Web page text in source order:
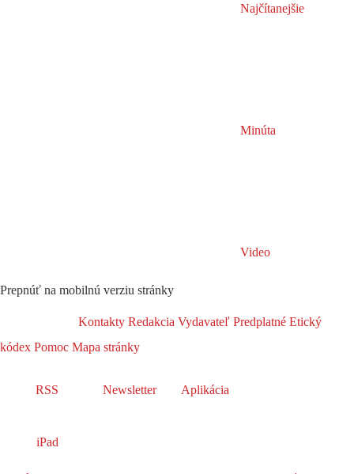
Najčítanejšie
Minúta
Video
Prepnúť na mobilnú verziu stránky
Kontakty Redakcia Vydavateľ Predplatné Etický
kódex Pomoc Mapa stránky
RSS Newsletter Aplikácia
iPad